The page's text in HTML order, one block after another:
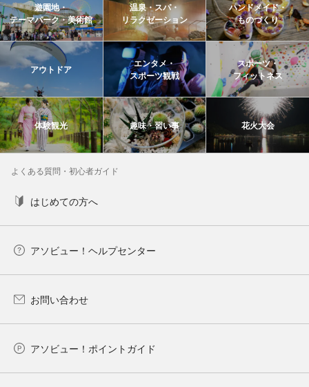
遊園地・
テーマパーク・美術館
温泉・スパ・
リラクゼーション
ハンドメイド・
ものづくり
アウトドア
エンタメ・
スポーツ観戦
スポーツ・
フィットネス
体験観光 趣味・習い事 花火大会
よくある質問・初心者ガイド
はじめての方へ
アソビュー！ヘルプセンター
お問い合わせ
アソビュー！ポイントガイド